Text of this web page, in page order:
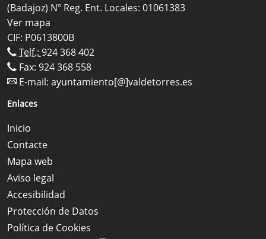
(Badajoz) Nº Reg. Ent. Locales: 01061383
Ver mapa
CIF: P0613800B
Telf.: 924 368 402
Fax: 924 368 558
E-mail: ayuntamiento[@]valdetorres.es
Enlaces
Inicio
Contacte
Mapa web
Aviso legal
Accesibilidad
Protección de Datos
Política de Cookies